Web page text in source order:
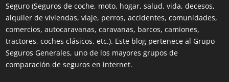
Seguro (Seguros de coche, moto, hogar, salud, vida, decesos,
alquiler de viviendas, viaje, perros, accidentes, comunidades,
comercios, autocaravanas, caravanas, barcos, camiones,
tractores, coches clásicos, etc.). Este blog pertenece al Grupo
Seguros Generales, uno de los mayores grupos de
comparación de seguros en internet.